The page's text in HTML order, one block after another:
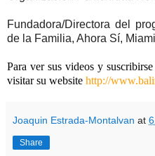
Fundadora/Directora del
de la Familia, Ahora Sí,
Para ver sus videos y
visitar su website http://
Joaquin Estrada-Montalvan at
Share